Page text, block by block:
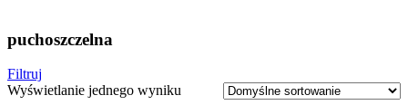
puchoszczelna
Filtruj
Wyświetlanie jednego wyniku